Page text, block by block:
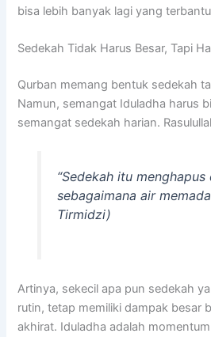
bisa lebih banyak lagi yang
Sedekah Tidak Harus Besar, Tapi
Qurban memang bentuk sedekah
Namun, semangat Iduladha harus
semangat sedekah harian.
“Sedekah itu menghapus
sebagaimana air
Tirmidzi)
Artinya, sekecil apa pun sedekah
rutin, tetap memiliki dampak besar
akhirat. Iduladha adalah